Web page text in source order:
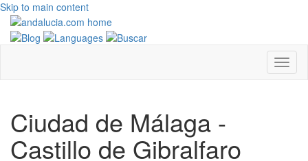
Skip to main content
Ciudad de Málaga -
Castillo de Gibralfaro